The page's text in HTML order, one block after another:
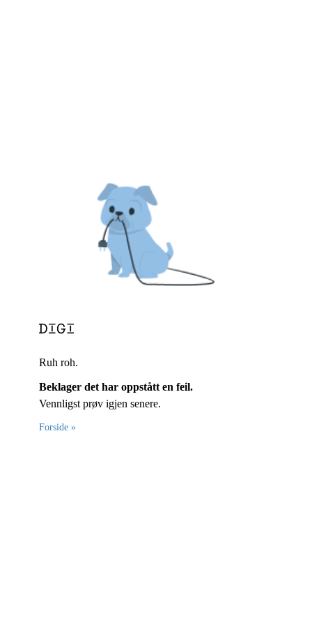
Ruh roh.
Beklager det har oppstått en feil.
Vennligst prøv igjen senere.
Forside »